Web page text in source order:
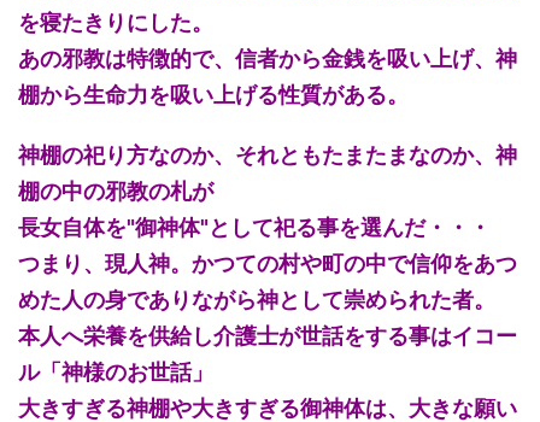
を寝たきりにした。
あの邪教は特徴的で、信者から金銭を吸い上げ、神
棚から生命力を吸い上げる性質がある。
神棚の祀り方なのか、それともたまたまなのか、神
棚の中の邪教の札が
長女自体を"御神体"として祀る事を選んだ・・・
つまり、現人神。かつての村や町の中で信仰をあつ
めた人の身でありながら神として崇められた者。
本人へ栄養を供給し介護士が世話をする事はイコー
ル「神様のお世話」
大きすぎる神棚や大きすぎる御神体は、大きな願い